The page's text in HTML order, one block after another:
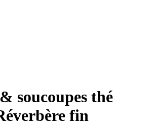
soucoupes thé
fin